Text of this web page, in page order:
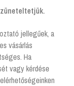
jellegűek, a
vásárlás
Ha
vagy kérdése